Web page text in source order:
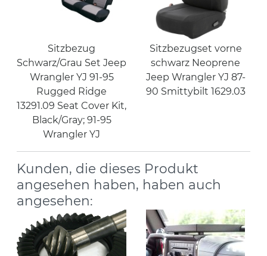
Sitzbezug
Schwarz/Grau Set Jeep
Wrangler YJ 91-95
Rugged Ridge
13291.09 Seat Cover Kit,
Black/Gray; 91-95
Wrangler YJ
Sitzbezugset vorne
schwarz Neoprene
Jeep Wrangler YJ 87-
90 Smittybilt 1629.03
Kunden, die dieses Produkt
angesehen haben, haben auch
angesehen: